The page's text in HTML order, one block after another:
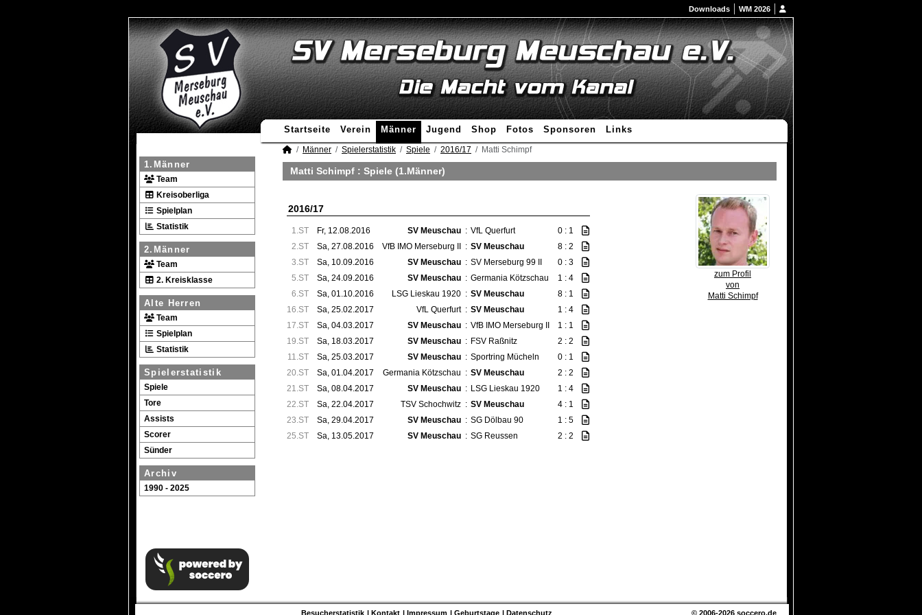
Downloads WM 2026
Startseite Verein Männer Jugend Shop Fotos Sponsoren Links
1.Männer
Team
Kreisoberliga
Spielplan
Statistik
2.Männer
Team
2. Kreisklasse
Alte Herren
Team
Spielplan
Statistik
Spielerstatistik
Spiele
Tore
Assists
Scorer
Sünder
Archiv
1990 - 2025
Männer Spielerstatistik Spiele 2016/17 Matti Schimpf
Matti Schimpf : Spiele (1.Männer)
zum Profil
von
Matti Schimpf
2016/17
1.ST Fr, 12.08.2016 SV Meuschau : VfL Querfurt
0 : 1
2.ST
Sa, 27.08.2016 VfB IMO Merseburg II : SV Meuschau
8 : 2
3.ST
Sa, 10.09.2016 SV Meuschau : SV Merseburg 99 II
0 : 3
5.ST
Sa, 24.09.2016 SV Meuschau : Germania Kötzschau
1 : 4
6.ST
Sa, 01.10.2016 LSG Lieskau 1920 : SV Meuschau
8 : 1
16.ST
Sa, 25.02.2017 VfL Querfurt : SV Meuschau
1 : 4
17.ST
Sa, 04.03.2017 SV Meuschau : VfB IMO Merseburg II
1 : 1
19.ST
Sa, 18.03.2017 SV Meuschau : FSV Raßnitz
2 : 2
11.ST
Sa, 25.03.2017 SV Meuschau : Sportring Mücheln
0 : 1
20.ST
Sa, 01.04.2017 Germania Kötzschau : SV Meuschau
2 : 2
21.ST
Sa, 08.04.2017 SV Meuschau : LSG Lieskau 1920
1 : 4
22.ST
Sa, 22.04.2017 TSV Schochwitz : SV Meuschau
4 : 1
23.ST
Sa, 29.04.2017 SV Meuschau : SG Dölbau 90
1 : 5
25.ST
Sa, 13.05.2017 SV Meuschau : SG Reussen 2 : 2
Besucherstatistik Kontakt Impressum Geburtstage Datenschutz © 2006-2026 soccero.de